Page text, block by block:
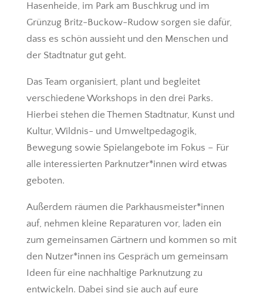
Hasenheide, im Park am Buschkrug und im
Grünzug Britz-Buckow-Rudow sorgen sie dafür,
dass es schön aussieht und den Menschen und
der Stadtnatur gut geht.
Das Team organisiert, plant und begleitet
verschiedene Workshops in den drei Parks.
Hierbei stehen die Themen Stadtnatur, Kunst und
Kultur, Wildnis- und Umweltpedagogik,
Bewegung sowie Spielangebote im Fokus – Für
alle interessierten Parknutzer*innen wird etwas
geboten.
Außerdem räumen die Parkhausmeister*innen
auf, nehmen kleine Reparaturen vor, laden ein
zum gemeinsamen Gärtnern und kommen so mit
den Nutzer*innen ins Gespräch um gemeinsam
Ideen für eine nachhaltige Parknutzung zu
entwickeln. Dabei sind sie auch auf eure